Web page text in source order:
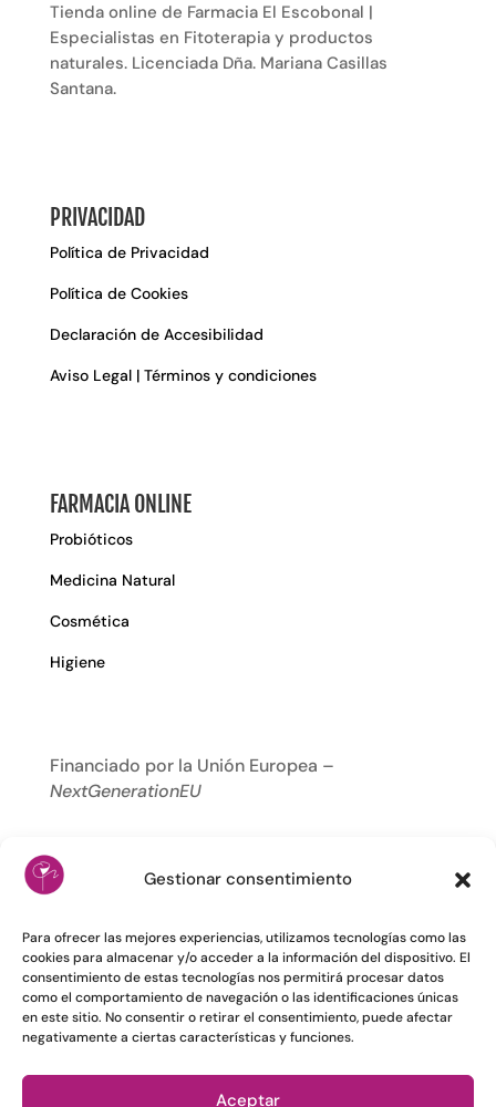
Gestionar consentimiento
Para ofrecer las mejores experiencias, utilizamos tecnologías como las
cookies para almacenar y/o acceder a la información del dispositivo. El
consentimiento de estas tecnologías nos permitirá procesar datos
como el comportamiento de navegación o las identificaciones únicas
en este sitio. No consentir o retirar el consentimiento, puede afectar
negativamente a ciertas características y funciones.
Aceptar
Tienda online de Farmacia El Escobonal |
Especialistas en Fitoterapia y productos
naturales. Licenciada Dña. Mariana Casillas
Santana.
PRIVACIDAD
Política de Privacidad
Política de Cookies
Declaración de Accesibilidad
Aviso Legal | Términos y condiciones
FARMACIA ONLINE
Probióticos
Medicina Natural
Cosmética
Higiene
Financiado por la Unión Europea –
NextGenerationEU